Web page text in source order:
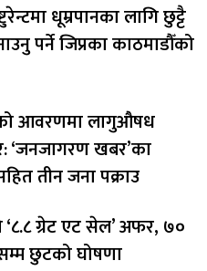
धूम्रपानका लागि छुट्टै
पर्ने जिप्रका काठमाडौँको
आवरणमा लागुऔषध
‘जनजागरण खबर’का
तीन जना पक्राउ
ग्रेट एट सेल’ अफर, ७०
छुटको घोषणा